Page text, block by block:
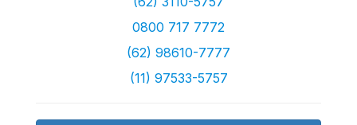
0800 717 7772
(62) 98610-7777
(11) 97533-5757